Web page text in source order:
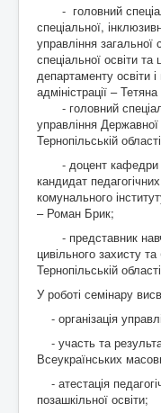
- головний
спеціальної,
управління загальної
спеціальної освіти
департаменту освіти
адміністрації –
- головний
управління
Тернопільській
- доцент кафедри
кандидат
комунального
– Роман Брик;
- представник
цивільного захисту
Тернопільській
У роботі семінару
- організація
- участь та
Всеукраїнських
- атестація
позашкільної освіти;